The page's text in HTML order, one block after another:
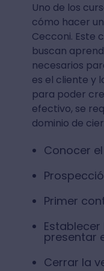
Uno de los
cómo hacer
Cecconi. Este
buscan
necesarios
es el cliente y
para poder
efectivo, se
dominio de
Conocer
Primer
presentar
Cerrar la